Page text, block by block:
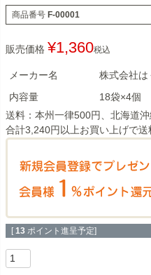
商品番号 F-00001
販売価格 ¥1,360税込
メーカー名
株式会社は
内容量
18袋×4個
送料：本州一律500円、北海道
合計3,240円以上お買い上げで
[ 13 ポイント進呈予定]